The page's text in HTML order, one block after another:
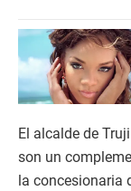
El alcalde de
son un
la concesionaria